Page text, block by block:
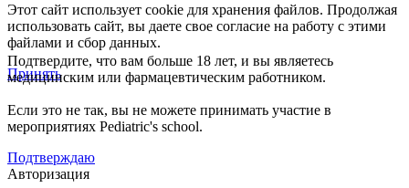
Этот сайт использует cookie для хранения файлов. Продолжая
использовать сайт, вы даете свое согласие на работу с этими
файлами и сбор данных.
Принять
Подтвердите, что вам больше 18 лет, и вы являетесь
медицинским или фармацевтическим работником.
Если это не так, вы не можете принимать участие в
мероприятиях Pediatric's school.
Подтверждаю
Авторизация